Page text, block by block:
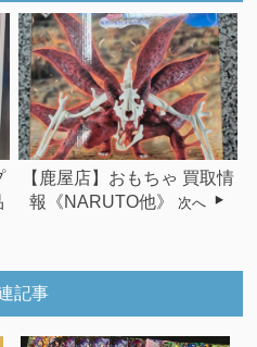
【鹿屋店】おもちゃ 買取情
報《NARUTO他》
次へ
記事